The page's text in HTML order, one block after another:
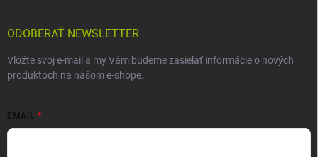
ODOBERAŤ NEWSLETTER
Vložte svoj e-mail a my Vám budeme zasielať informácie o nových
produktoch na našom e-shope.
EMAIL